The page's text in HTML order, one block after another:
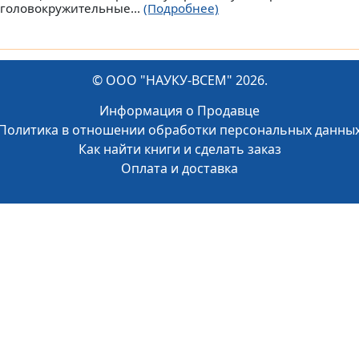
(Подробнее)
© ООО "НАУКУ-ВСЕМ" 2026.
Информация о Продавце
в отношении обработки персональных
Как найти книги и сделать заказ
Оплата и доставка